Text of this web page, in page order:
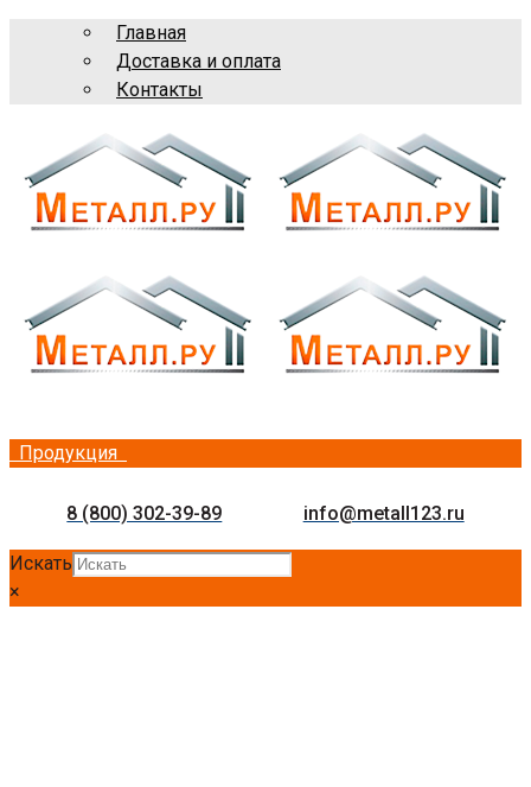
Главная
Доставка и оплата
Контакты
Продукция
8 (800) 302-39-89 info@metall123.ru
Искать
×